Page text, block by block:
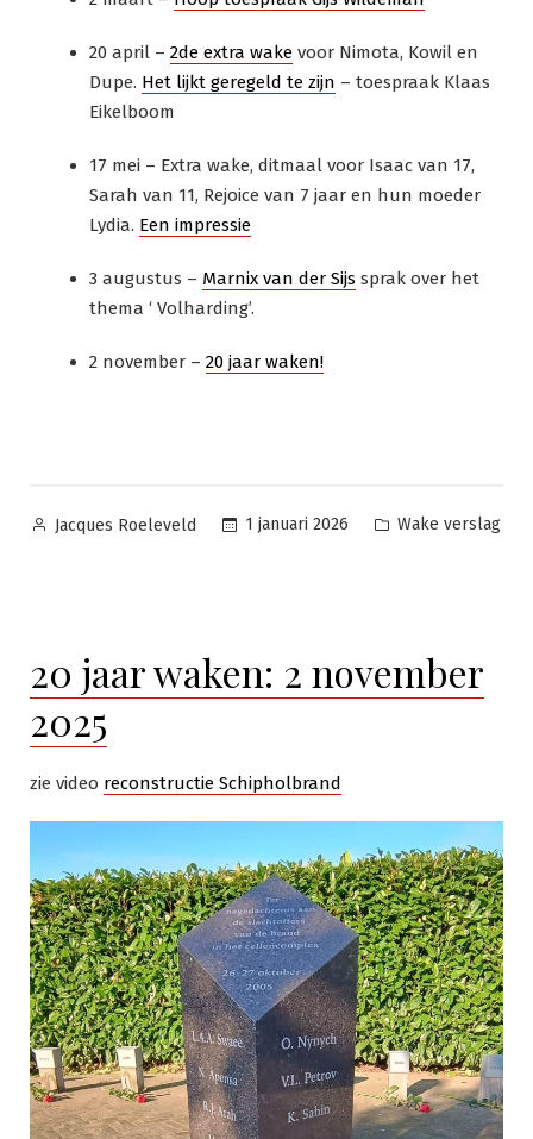
20 april – 2de extra wake voor Nimota, Kowil en
Dupe. Het lijkt geregeld te zijn – toespraak Klaas
Eikelboom
17 mei – Extra wake, ditmaal voor Isaac van 17,
Sarah van 11, Rejoice van 7 jaar en hun moeder
Lydia. Een impressie
3 augustus – Marnix van der Sijs sprak over het
thema ‘ Volharding’.
2 november – 20 jaar waken!
Geplaatst
Jacques Roeleveld 1 januari 2026
Geplaatst
Wake verslag
20 jaar waken: 2 november
2025
zie video reconstructie Schipholbrand